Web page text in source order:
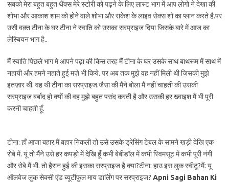
सबको मेरा बहुत बहुत थैंक्स मेरे स्टोरी को पढ़ने के लिए लास्ट भाग में आप लोगो ने देखा की
शोभा और आकाश शाम को होने वाले शोभा और राकेश के लाइव सेक्स शो का प्लान करते है.पर
उसी वक़्त टीना के घर टीना ने स्वाति को उसका सरप्राइज दिया जिसके बारे में आज का
लेस्बियन भाग है..
मैं स्वाति पिछले भाग मे आपने पढ़ा की किस तरह मैं टीना के घर उसके साथ बाथरूम में साथ में
नहायी और हमने नहाते हुई मज़े भी किये. पर अब तक मुझे वह नहीं मिली थी जिसकी मुझे
इंतज़ार थी. वह थी टीना का सरप्राइज.जैसा की मैंने बोला मैं नहीं चाहती की उसकी
सरप्राइज बर्बाद हो क्यों की वह मुझे बहुत पसंद करती है और उसकी हर ख्वाइश मैं भी पूरी
करनी चाहती हूँ.
टीना: हाँ आजा बहार.मैं बहार निकली तो उसे उसके ड्रेसिंग टेबल के सामने खड़ी देखि एक
रोबे में. यूं तो मैंने उसे हर कपड़ो में देखि हूँ कभी बेबीडॉल में कभी स्विमसूट में कभी पूरी नंगी
और रोबे मैं भी. तो हैरान हुई की इसका सरप्राइज है क्या?टीना: हाउ इस लुक स्वीटू?मैं: यू
ऑलवेज लुक सेक्सी एंड ब्यूटीफुल माय डार्लिंग पर सरप्राइज? Apni Sagi Bahan Ki